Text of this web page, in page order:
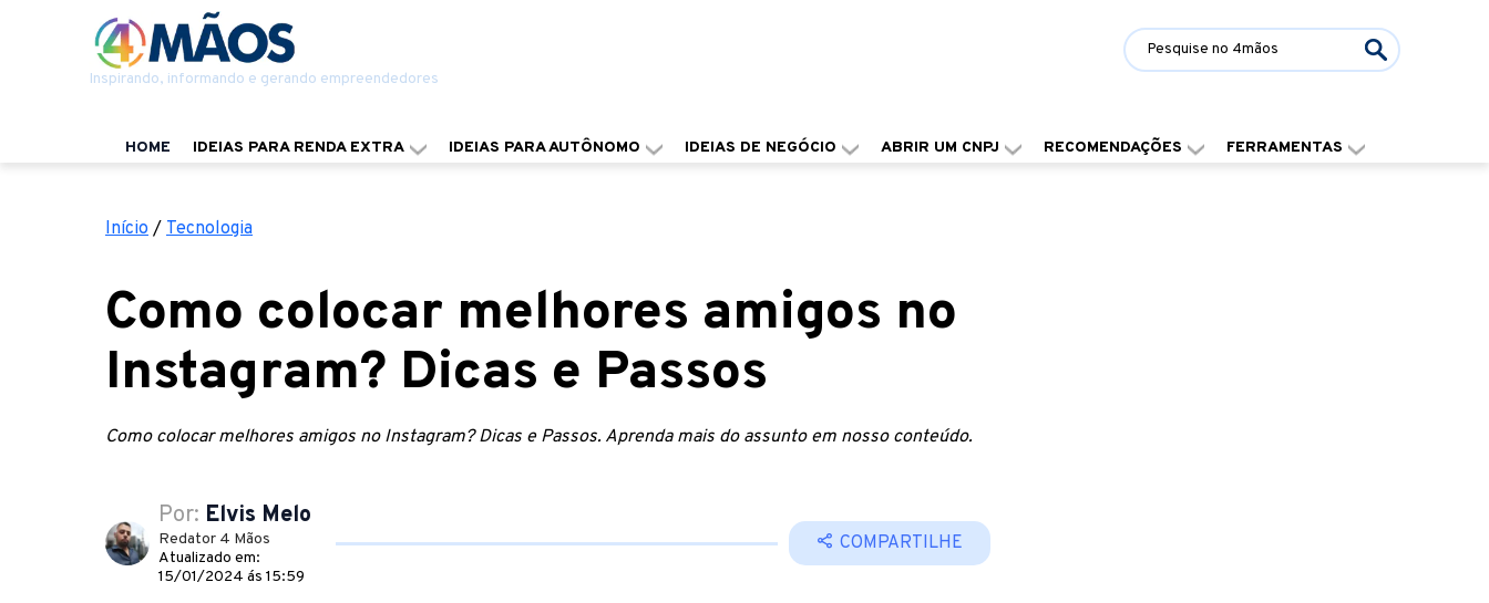
Inspirando, informando e gerando empreendedores
HOME IDEIAS PARA RENDA EXTRA IDEIAS PARA AUTÔNOMO IDEIAS DE NEGÓCIO ABRIR UM CNPJ RECOMENDAÇÕES FERRAMENTAS
Início / Tecnologia
Como colocar melhores amigos no
Instagram? Dicas e Passos
Como colocar melhores amigos no Instagram? Dicas e Passos. Aprenda mais do assunto em nosso conteúdo.
Por: Elvis Melo
Redator 4 Mãos
Atualizado em:
15/01/2024 ás 15:59
COMPARTILHE